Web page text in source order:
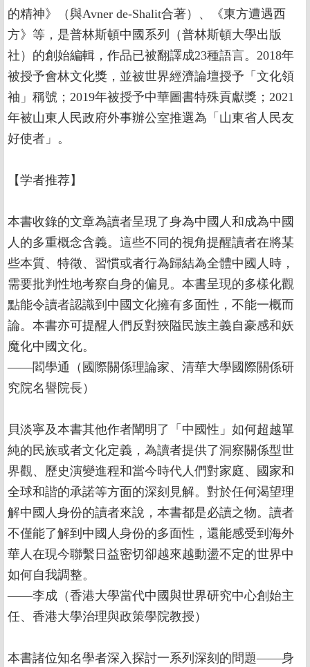
的精神》（與Avner de-Shalit合著）、《東方遭遇西
方》等，是普林斯頓中國系列（普林斯頓大學出版
社）的創始編輯，作品已被翻譯成23種語言。2018年
被授予會林文化獎，並被世界經濟論壇授予「文化領
袖」稱號；2019年被授予中華圖書特殊貢獻獎；2021
年被山東人民政府外事辦公室推選為「山東省人民友
好使者」。
【学者推荐】
本書收錄的文章為讀者呈現了身為中國人和成為中國
人的多重概念含義。這些不同的視角提醒讀者在將某
些本質、特徵、習慣或者行為歸結為全體中國人時，
需要批判性地考察自身的偏見。本書呈現的多樣化觀
點能令讀者認識到中國文化擁有多面性，不能一概而
論。本書亦可提醒人們反對狹隘民族主義自豪感和妖
魔化中國文化。
——閻學通（國際關係理論家、清華大學國際關係研
究院名譽院長）
貝淡寧及本書其他作者闡明了「中國性」如何超越單
純的民族或者文化定義，為讀者提供了洞察關係型世
界觀、歷史演變進程和當今時代人們對家庭、國家和
全球和諧的承諾等方面的深刻見解。對於任何渴望理
解中國人身份的讀者來說，本書都是必讀之物。讀者
不僅能了解到中國人身份的多面性，還能感受到海外
華人在現今聯繫日益密切卻越來越動盪不定的世界中
如何自我調整。
——李成（香港大學當代中國與世界研究中心創始主
任、香港大學治理與政策學院教授）
本書諸位知名學者深入探討一系列深刻的問題——身